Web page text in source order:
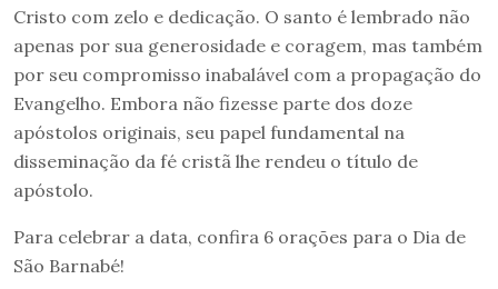
Cristo com zelo e dedicação. O santo é lembrado não
apenas por sua generosidade e coragem, mas também
por seu compromisso inabalável com a propagação do
Evangelho. Embora não fizesse parte dos doze
apóstolos originais, seu papel fundamental na
disseminação da fé cristã lhe rendeu o título de
apóstolo.
Para celebrar a data, confira 6 orações para o Dia de
São Barnabé!